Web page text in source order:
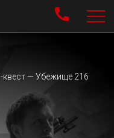
квест — Убежище 216